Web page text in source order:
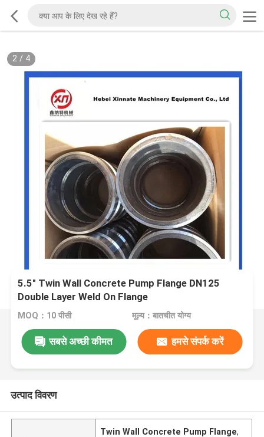
2/ 4
5.5" Twin Wall Concrete Pump Flange DN125
Double Layer Weld On Flange
MOQ：10 पीसी मूल्य：बातचीत योग्य
सबसे अच्छी कीमत हमसे संपर्क करें
उत्पाद विवरण
Twin Wall Concrete Pump Flange,